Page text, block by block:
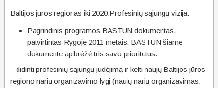
Baltijos jūros regionas iki 2020.Profesinių sąjungų vizija:
Pagrindinis programos BASTUN dokumentas,
patvirtintas Rygoje 2011 metais. BASTUN šiame
dokumente apibrėžė tris savo prioritetus.
– didinti profesinių sąjungų judėjimą ir kelti naujų Baltijos jūros
regiono narių organizavimo lygį (naujų narių organizavimas,